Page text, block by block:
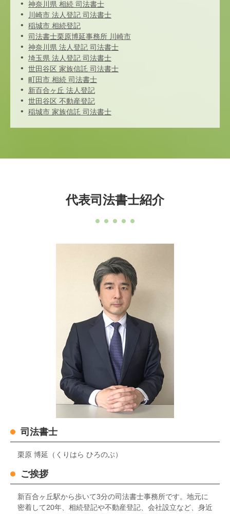
神奈川県 相続 司法書士
川崎市 法人登記 司法書士
稲城市 相続登記
司法書士栗原博延事務所 川崎市
神奈川県 法人登記 司法書士
埼玉県 法人登記 司法書士
世田谷区 家族信託 司法書士
町田市 相続 司法書士
新百合ヶ丘 法人登記
世田谷区 不動産登記
稲城市 家族信託 司法書士
代表司法書士紹介
司法書士
栗原 博延（くりはら ひろのぶ）
ご挨拶
新百合ヶ丘駅から歩いて3分の司法書士事務所です。地元に
密着して20年、相続登記や不動産登記、会社設立など、身近